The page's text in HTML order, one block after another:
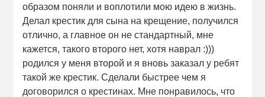
образом поняли и воплотили мою идею в жизнь.
Делал крестик для сына на крещение, получился
отлично, а главное он не стандартный, мне
кажется, такого второго нет, хотя наврал :)))
родился у меня второй и я вновь заказал у ребят
такой же крестик. Сделали быстрее чем я
договорился о крестинах. Мне понравилось, что